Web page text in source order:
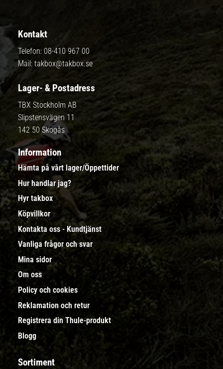
Kontakt
Telefon: 08-410 967 00
Mail: takbox@takbox.se
Lager- & Postadress
TBX Stockholm AB
Slipstensvägen 11
142 50 Skogås
Information
Hämta på vårt lager/Öppettider
Hur handlar jag?
Hyr takbox
Köpvillkor
Kontakta oss - Kundtjänst
Vanliga frågor och svar
Mina sidor
Om oss
Policy och cookies
Reklamation och retur
Registrera din Thule-produkt
Blogg
Sortiment